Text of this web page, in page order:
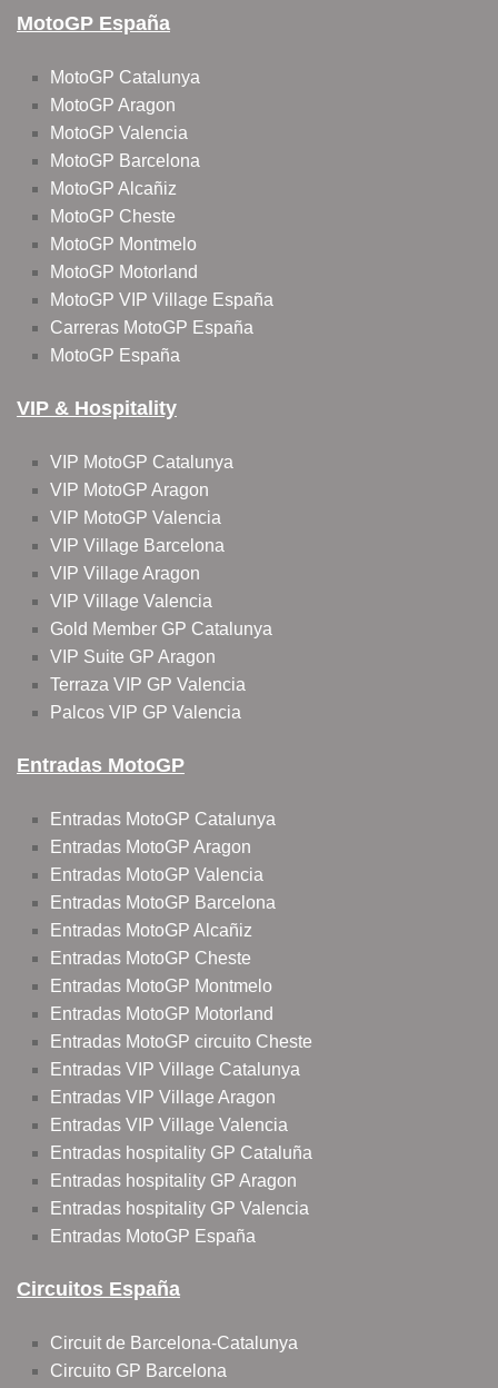
MotoGP España
MotoGP Catalunya
MotoGP Aragon
MotoGP Valencia
MotoGP Barcelona
MotoGP Alcañiz
MotoGP Cheste
MotoGP Montmelo
MotoGP Motorland
MotoGP VIP Village España
Carreras MotoGP España
MotoGP España
VIP & Hospitality
VIP MotoGP Catalunya
VIP MotoGP Aragon
VIP MotoGP Valencia
VIP Village Barcelona
VIP Village Aragon
VIP Village Valencia
Gold Member GP Catalunya
VIP Suite GP Aragon
Terraza VIP GP Valencia
Palcos VIP GP Valencia
Entradas MotoGP
Entradas MotoGP Catalunya
Entradas MotoGP Aragon
Entradas MotoGP Valencia
Entradas MotoGP Barcelona
Entradas MotoGP Alcañiz
Entradas MotoGP Cheste
Entradas MotoGP Montmelo
Entradas MotoGP Motorland
Entradas MotoGP circuito Cheste
Entradas VIP Village Catalunya
Entradas VIP Village Aragon
Entradas VIP Village Valencia
Entradas hospitality GP Cataluña
Entradas hospitality GP Aragon
Entradas hospitality GP Valencia
Entradas MotoGP España
Circuitos España
Circuit de Barcelona-Catalunya
Circuito GP Barcelona